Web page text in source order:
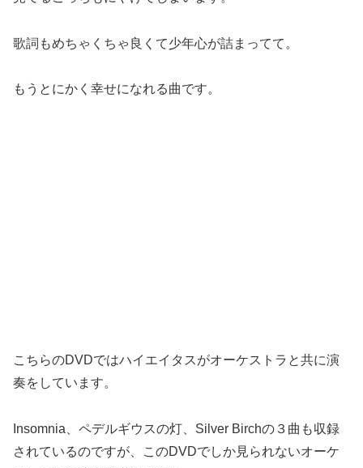
歌詞もめちゃくちゃ良くて少年心が詰まってて。
もうとにかく幸せになれる曲です。
こちらのDVDではハイエイタスがオーケストラと共に演
奏をしています。
Insomnia、ペデルギウスの灯、Silver Birchの３曲も収録
されているのですが、このDVDでしか見られないオーケ